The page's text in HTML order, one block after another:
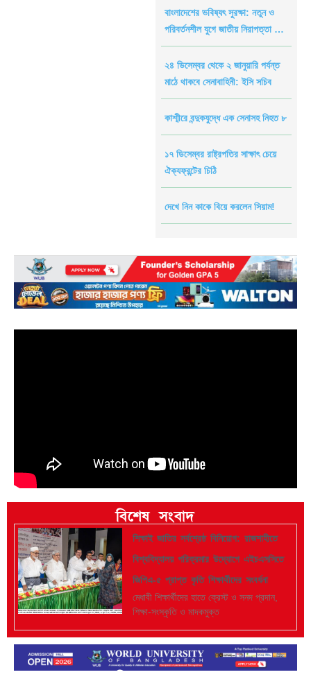
বাংলাদেশের ভবিষ্যৎ সুরক্ষা: নতুন ও
পরিবর্তনশীল যুগে জাতীয় নিরাপত্তা নিয়ে
নতুন ভাবনা”
২৪ ডিসেম্বর থেকে ২ জানুয়ারি পর্যন্ত
মাঠে থাকবে সেনাবাহিনী: ইসি সচিব
কাশ্মীরে বন্দুকযুদ্ধে এক সেনাসহ নিহত ৮
১৭ ডিসেম্বর রাষ্ট্রপতির সাক্ষাৎ চেয়ে
ঐক্যফ্রন্টের চিঠি
দেখে নিন কাকে বিয়ে করলেন সিয়াম!
বিশেষ সংবাদ
শিক্ষাই জাতির সর্বশ্রেষ্ঠ বিনিয়োগ: রাজশাহীতে
বিশ্ববিদ্যালয় পরিক্রমার উদ্যোগে এইচএসসিতে
জিপিএ-৫ প্রাপ্ত কৃতি শিক্ষার্থীদের সংবর্ধনা
মেধাবী শিক্ষার্থীদের হাতে ক্রেস্ট ও সনদ প্রদান,
শিক্ষা-সংস্কৃতি ও মাদকমুক্ত